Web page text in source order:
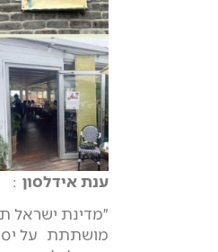
ענת אידלסון :
״מדינת ישראל
מושתתת על